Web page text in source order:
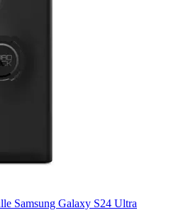
Samsung Galaxy S24 Ultra